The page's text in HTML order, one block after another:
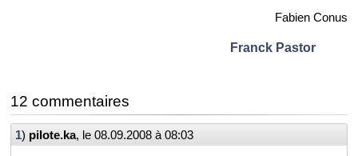
Fa­bien Conus
Franck Pas­tor
12 com­men­taires
1) pilote.​ka, le 08.09.2008 à 08:03